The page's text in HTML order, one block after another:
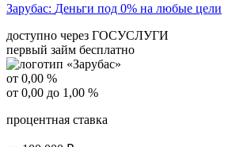
Зарубас: Деньги под 0% на любые цели
доступно через ГОСУСЛУГИ
первый займ бесплатно
от 0,00 %
от 0,00 до 1,00 %
процентная ставка